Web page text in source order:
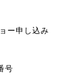
ー申し込み
号